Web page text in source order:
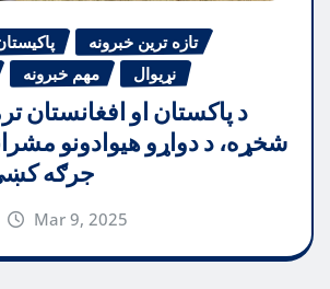
تازه ترین خبرونه
مهم خبرونه نړیوال
د پاکستان او افغانستان
شخړه، د دواړو هیوادونو
جرګه
Mar 9, 2025